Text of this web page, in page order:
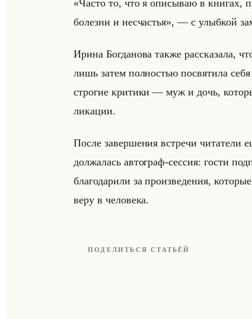
«Часто то, что я описываю в
болезни и несчастья», — с улыб­кой
Ирина Бог­да­но­ва также рас­ска­за­ла,
лишь затем пол­но­стью по­свя­ти­ла
стро­гие кри­ти­ки — муж и дочь,
ли­ка­ции.
После за­вер­ше­ния встре­чи чи­та­те­ли
дол­жа­лась ав­то­граф-сес­сия: гости
бла­го­да­ри­ли за про­из­ве­де­ния,
веру в че­ло­ве­ка.
ПОДЕЛИТЬСЯ СТАТЬЁЙ